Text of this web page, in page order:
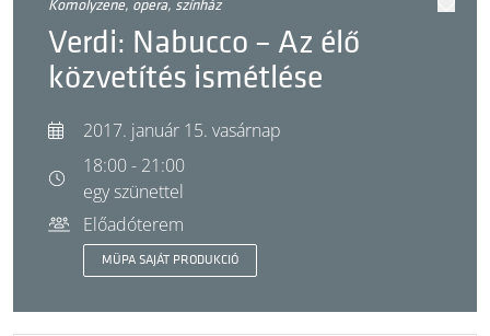
komolyzene, opera, színház
Verdi: Nabucco – Az élő
közvetítés ismétlése
2017. január 15. vasárnap
18:00 - 21:00
egy szünettel
Előadóterem
MÜPA SAJÁT PRODUKCIÓ